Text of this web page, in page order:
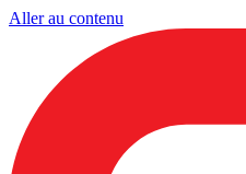
Aller au contenu